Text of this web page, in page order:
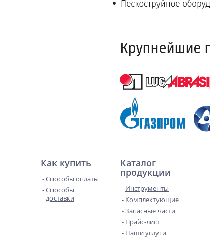
Как купить
Способы оплаты
Способы
доставки
Каталог
продукции
Инструменты
Комплектующие
Запасные части
Прайс-лист
Наши услуги